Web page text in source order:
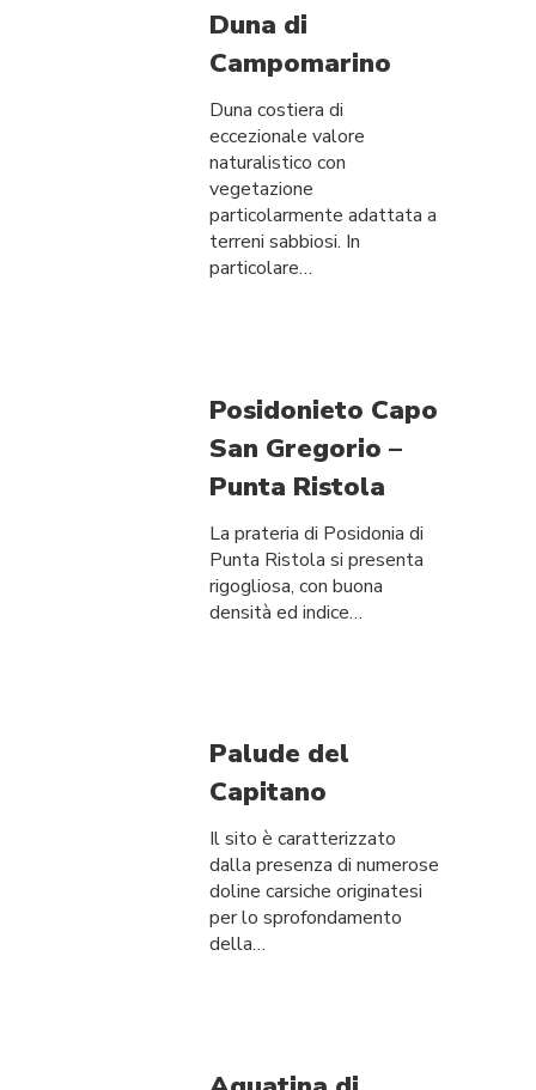
Duna di
Campomarino
Duna costiera di
eccezionale valore
naturalistico con
vegetazione
particolarmente adattata a
terreni sabbiosi. In
particolare…
Posidonieto Capo
San Gregorio –
Punta Ristola
La prateria di Posidonia di
Punta Ristola si presenta
rigogliosa, con buona
densità ed indice…
Palude del
Capitano
Il sito è caratterizzato
dalla presenza di numerose
doline carsiche originatesi
per lo sprofondamento
della…